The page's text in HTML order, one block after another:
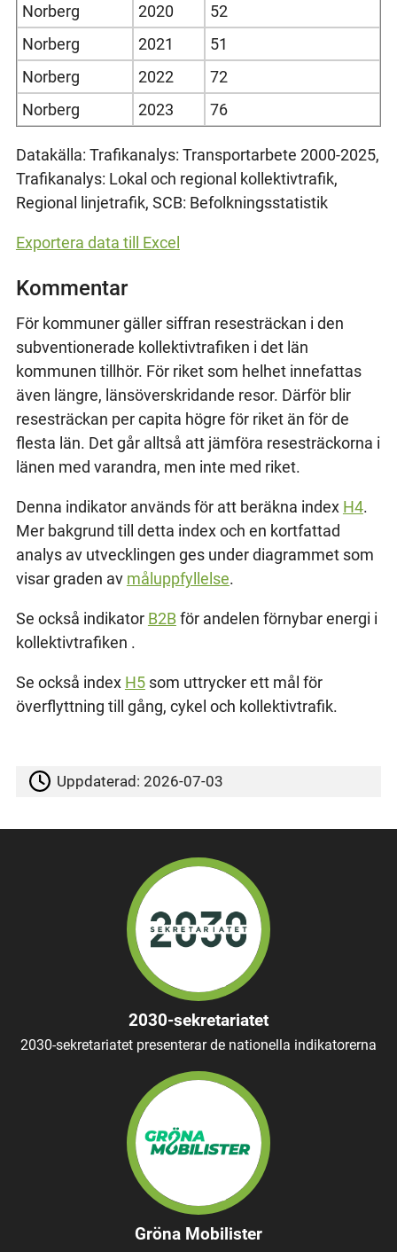
Norberg
2020
52
Norberg
2021
51
Norberg
2022
72
Norberg
2023 76
Datakälla: Trafikanalys: Transportarbete 2000-2025,
Trafikanalys: Lokal och regional kollektivtrafik,
Regional linjetrafik, SCB: Befolkningsstatistik
Exportera data till Excel
Kommentar
För kommuner gäller siffran resesträckan i den
subventionerade kollektivtrafiken i det län
kommunen tillhör. För riket som helhet innefattas
även längre, länsöverskridande resor. Därför blir
resesträckan per capita högre för riket än för de
flesta län. Det går alltså att jämföra resesträckorna i
länen med varandra, men inte med riket.
Denna indikator används för att beräkna index H4.
Mer bakgrund till detta index och en kortfattad
analys av utvecklingen ges under diagrammet som
visar graden av måluppfyllelse.
Se också indikator B2Bför andelen förnybar energi i
kollektivtrafiken .
Se också index H5som uttrycker ett mål för
överflyttning till gång, cykel och kollektivtrafik.
Uppdaterad:2026-07-03
2030-sekretariatet
2030-sekretariatet presenterar de nationella indikatorerna
Gröna Mobilister